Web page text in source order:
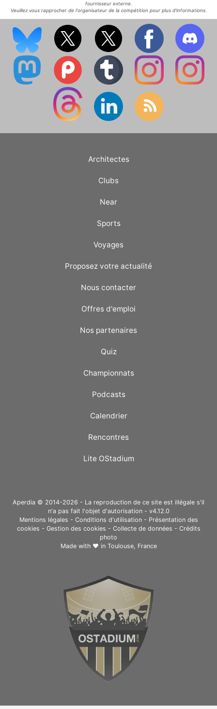
fournisseur externe.
Veuillez vous rapprocher de l'organisateur de la compétition pour plus d'informations.
Architectes
Clubs
Near
Sports
Voyages
Proposez votre actualité
Nous contacter
Offres d'emploi
Nos partenaires
Quiz
Championnats
Podcasts
Calendrier
Rencontres
Lite OStadium
Aperdia © 2014-2026 - La reproduction de ce site est illégale s'il
n'a pas fait l'objet d'autorisation - v4.12.0
Mentions légales - Conditions d'utilisation- Présentation des
cookies - Gestion des cookies - Collecte de données - Crédits
photo
Made with ❤ in Toulouse, France